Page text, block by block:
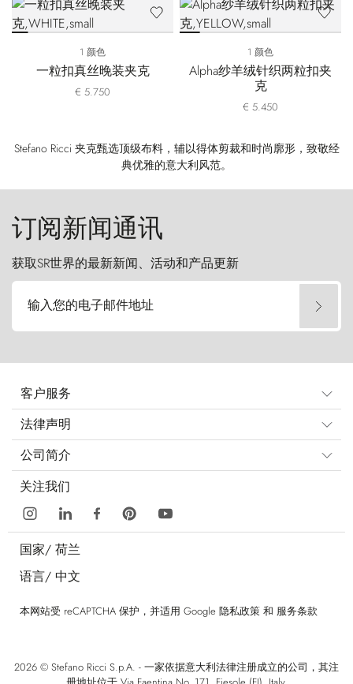
1 颜色
一粒扣真丝晚装夹克
€ 5.750
1 颜色
Alpha纱羊绒针织两粒扣夹
克
€ 5.450
Stefano Ricci 夹克甄选顶级布料，辅以得体剪裁和时尚廓形，致敬经
典优雅的意大利风范。
订阅新闻通讯
获取SR世界的最新新闻、活动和产品更新
输入您的电子邮件地址
客户服务
法律声明
公司简介
关注我们
国家/ 荷兰
语言/ 中文
本网站受 reCAPTCHA 保护，并适用 Google 隐私政策 和 服务条款
2026 © Stefano Ricci S.p.A. - 一家依据意大利法律注册成立的公司，其注